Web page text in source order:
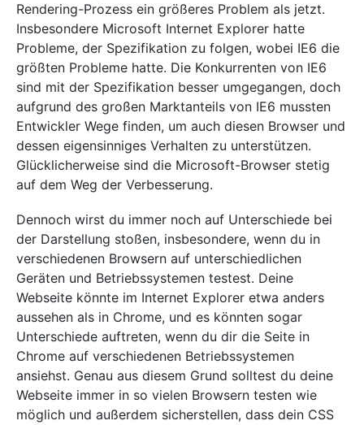
Rendering-Prozess ein größeres Problem als jetzt.
Insbesondere Microsoft Internet Explorer hatte
Probleme, der Spezifikation zu folgen, wobei IE6 die
größten Probleme hatte. Die Konkurrenten von IE6
sind mit der Spezifikation besser umgegangen, doch
aufgrund des großen Marktanteils von IE6 mussten
Entwickler Wege finden, um auch diesen Browser und
dessen eigensinniges Verhalten zu unterstützen.
Glücklicherweise sind die Microsoft-Browser stetig
auf dem Weg der Verbesserung.
Dennoch wirst du immer noch auf Unterschiede bei
der Darstellung stoßen, insbesondere, wenn du in
verschiedenen Browsern auf unterschiedlichen
Geräten und Betriebssystemen testest. Deine
Webseite könnte im Internet Explorer etwa anders
aussehen als in Chrome, und es könnten sogar
Unterschiede auftreten, wenn du dir die Seite in
Chrome auf verschiedenen Betriebssystemen
ansiehst. Genau aus diesem Grund solltest du deine
Webseite immer in so vielen Browsern testen wie
möglich und außerdem sicherstellen, dass dein CSS